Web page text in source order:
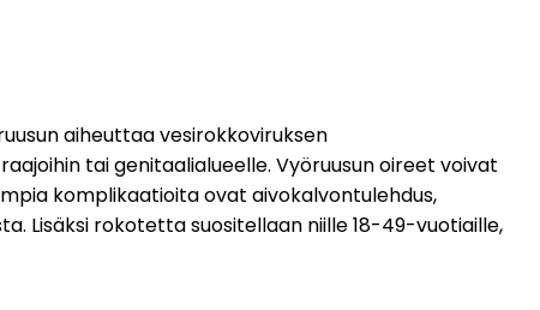
aiheuttaa vesirokkoviruksen
tai genitaalialueelle. Vyöruusun oireet voivat
komplikaatioita ovat aivokalvontulehdus,
Lisäksi rokotetta suositellaan niille 18-49-vuotiaille,